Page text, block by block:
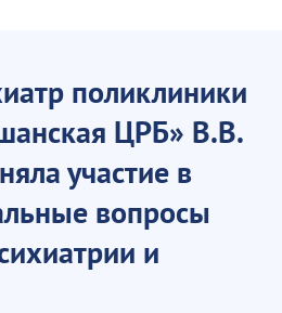
поликлиники
ЦРБ» В.В.
участие в
вопросы
и